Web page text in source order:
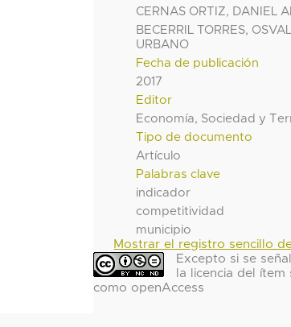
CERNAS ORTIZ, DANIEL
BECERRIL TORRES,
URBANO
Fecha de publicación
2017
Editor
Economía, Sociedad y
Tipo de documento
Artículo
Palabras clave
indicador
competitividad
municipio
Mostrar el registro sencillo
Excepto si se
la licencia del ítem
como openAccess